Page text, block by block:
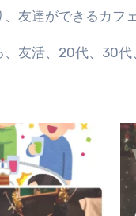
友達ができるカフ
友活、 20代、 30代